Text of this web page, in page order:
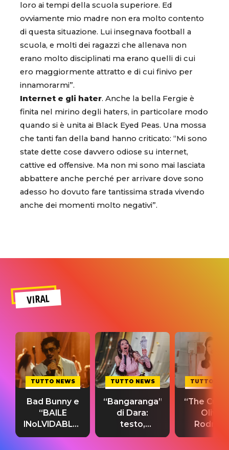
loro ai tempi della scuola superiore. Ed
ovviamente mio madre non era molto contento
di questa situazione. Lui insegnava football a
scuola, e molti dei ragazzi che allenava non
erano molto disciplinati ma erano quelli di cui
ero maggiormente attratto e di cui finivo per
innamorarmi”.
Internet e gli hater. Anche la bella Fergie è
finita nel mirino degli haters, in particolare modo
quando si è unita ai Black Eyed Peas. Una mossa
che tanti fan della band hanno criticato: “Mi sono
state dette cose davvero odiose su internet,
cattive ed offensive. Ma non mi sono mai lasciata
abbattere anche perché per arrivare dove sono
adesso ho dovuto fare tantissima strada vivendo
anche dei momenti molto negativi”.
VIRAL
TUTTO NEWS
Bad Bunny e
“BAILE
INoLVIDABLE”:
testo,
TUTTO NEWS
“Bangaranga”
di Dara:
testo,
traduzione e
TUTTO
“The
Olivia
testo,